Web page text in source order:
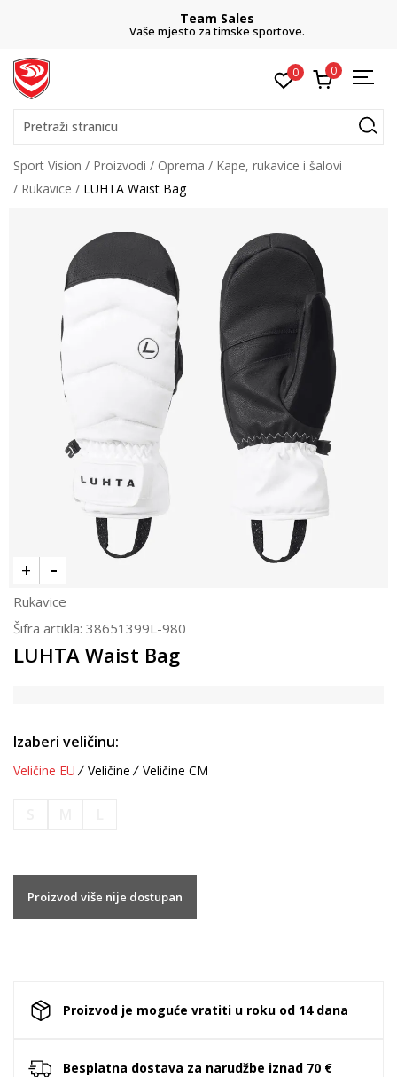
Team Sales
Vaše mjesto za timske sportove.
0 0
Pretraži stranicu
Sport Vision Proizvodi Oprema
Kape, rukavice i šalovi
Rukavice
LUHTA Waist Bag
Rukavice
Šifra artikla: 38651399L-980
LUHTA Waist Bag
Izaberi veličinu:
Veličine EU Veličine Veličine CM
Proizvod više nije dostupan
Proizvod je moguće vratiti u roku od 14 dana
Besplatna dostava za narudžbe iznad 70 €